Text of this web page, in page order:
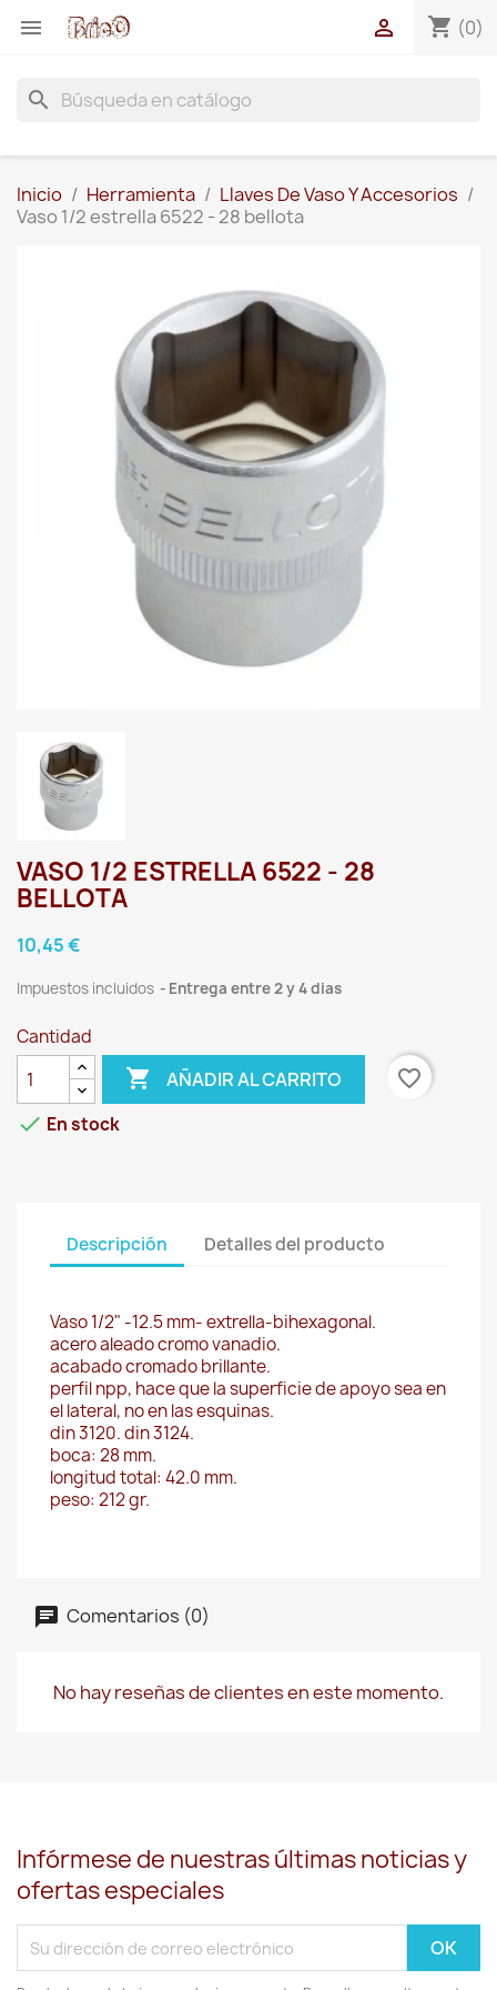
 shopping_cart (0)

search
Inicio Herramienta
Llaves De Vaso Y Accesorios
Vaso 1/2 estrella 6522 - 28 bellota
VASO 1/2 ESTRELLA 6522 - 28
BELLOTA
10,45 €
Impuestos incluidos Entrega entre 2 y 4 dias
Cantidad
 AÑADIR AL CARRITO
favorite_border
 En stock
Descripción Detalles del producto
Vaso 1/2" -12.5 mm- extrella-bihexagonal.
acero aleado cromo vanadio.
acabado cromado brillante.
perfil npp, hace que la superficie de apoyo sea en
el lateral, no en las esquinas.
din 3120. din 3124.
boca: 28 mm.
longitud total: 42.0 mm.
peso: 212 gr.
Comentarios (0)
No hay reseñas de clientes en este momento.
Infórmese de nuestras últimas noticias y
ofertas especiales